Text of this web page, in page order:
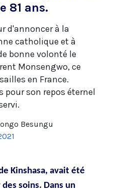
81 ans.
d'annoncer à la
catholique et à
bonne volonté le
Monsengwo, ce
en France.
pour son repos éternel
Besungu
Kinshasa, avait été
soins. Dans un